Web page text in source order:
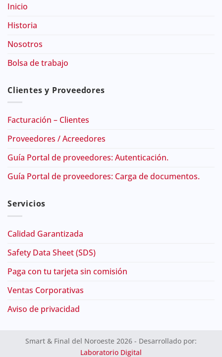
Inicio
Historia
Nosotros
Bolsa de trabajo
Clientes y Proveedores
Facturación – Clientes
Proveedores / Acreedores
Guía Portal de proveedores: Autenticación.
Guía Portal de proveedores: Carga de documentos.
Servicios
Calidad Garantizada
Safety Data Sheet (SDS)
Paga con tu tarjeta sin comisión
Ventas Corporativas
Aviso de privacidad
Smart & Final del Noroeste 2026 - Desarrollado por:
Laboratorio Digital